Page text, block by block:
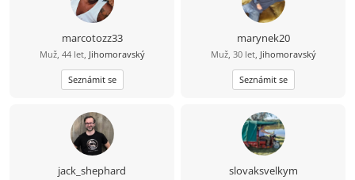
marcotozz33
Muž, 44 let, Jihomoravský
Seznámit se
marynek20
Muž, 30 let, Jihomoravský
Seznámit se
jack_shephard slovaksvelkym